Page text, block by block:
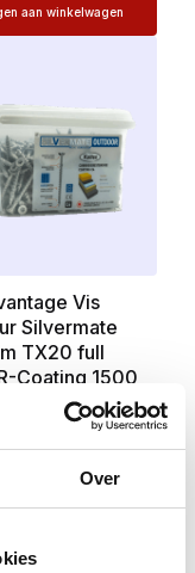
Over
Vis
Silvermate
TX20 full
Coating 1500